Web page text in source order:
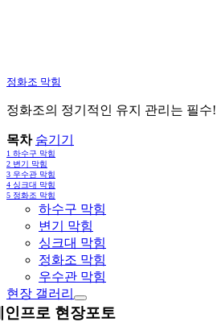
정화조 막힘
정화조의 정기적인 유지 관리는 필수!
목차 숨기기
1 하수구 막힘
2 변기 막힘
3 우수관 막힘
4 싱크대 막힘
5 정화조 막힘
하수구 막힘
변기 막힘
싱크대 막힘
정화조 막힘
우수관 막힘
현장 갤러리
인프로 현장포토